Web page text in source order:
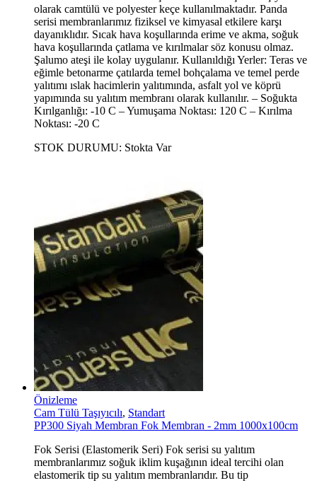
olarak camtülü ve polyester keçe kullanılmaktadır. Panda
serisi membranlarımız fiziksel ve kimyasal etkilere karşı
dayanıklıdır. Sıcak hava koşullarında erime ve akma, soğuk
hava koşullarında çatlama ve kırılmalar söz konusu olmaz.
Şalumo ateşi ile kolay uygulanır. Kullanıldığı Yerler: Teras ve
eğimle betonarme çatılarda temel bohçalama ve temel perde
yalıtımı ıslak hacimlerin yalıtımında, asfalt yol ve köprü
yapımında su yalıtım membranı olarak kullanılır. – Soğukta
Kırılganlığı: -10 C – Yumuşama Noktası: 120 C – Kırılma
Noktası: -20 C
STOK DURUMU: Stokta Var
Önizleme
Cam Tülü Taşıyıcılı, Standart
PP300 Siyah Membran Fok Membran - 2mm 1000x100cm
Fok Serisi (Elastomerik Seri) Fok serisi su yalıtım
membranlarımız soğuk iklim kuşağının ideal tercihi olan
elastomerik tip su yalıtım membranlarıdır. Bu tip